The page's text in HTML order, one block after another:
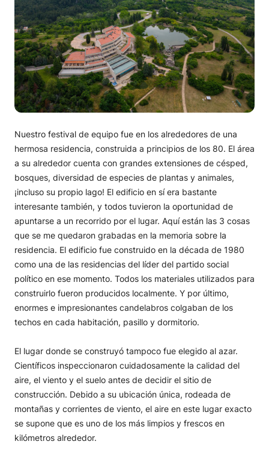
Nuestro festival de equipo fue en los alrededores de una
hermosa residencia, construida a principios de los 80. El área
a su alrededor cuenta con grandes extensiones de césped,
bosques, diversidad de especies de plantas y animales,
¡incluso su propio lago! El edificio en sí era bastante
interesante también, y todos tuvieron la oportunidad de
apuntarse a un recorrido por el lugar. Aquí están las 3 cosas
que se me quedaron grabadas en la memoria sobre la
residencia. El edificio fue construido en la década de 1980
como una de las residencias del líder del partido social
político en ese momento. Todos los materiales utilizados para
construirlo fueron producidos localmente. Y por último,
enormes e impresionantes candelabros colgaban de los
techos en cada habitación, pasillo y dormitorio.
El lugar donde se construyó tampoco fue elegido al azar.
Científicos inspeccionaron cuidadosamente la calidad del
aire, el viento y el suelo antes de decidir el sitio de
construcción. Debido a su ubicación única, rodeada de
montañas y corrientes de viento, el aire en este lugar exacto
se supone que es uno de los más limpios y frescos en
kilómetros alrededor.